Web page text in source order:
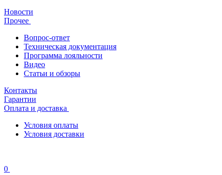
Новости
Прочее
Вопрос-ответ
Техническая документация
Программа лояльности
Видео
Статьи и обзоры
Контакты
Гарантии
Оплата и доставка
Условия оплаты
Условия доставки
0